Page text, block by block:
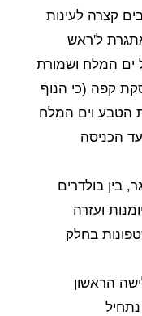
קצרה לעינות
ל'ראש
ים המלח ושמורת
קפה (כי הנוף
הטבע וים המלח
הכניסה
בין בולדרים
ועזרה
בחלק
הראשון